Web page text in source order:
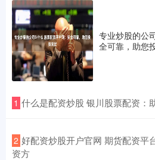
专业炒股的公
全可靠，助您
1 什么是配资炒股 银川股票配资：
2 好配资炒股开户官网 期货配资平
资方